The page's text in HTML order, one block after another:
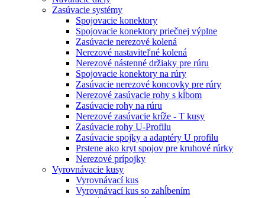
Zasúvacie systémy
Spojovacie konektory
Spojovacie konektory priečnej výplne
Zasúvacie nerezové kolená
Nerezové nastaviteľné kolená
Nerezové nástenné držiaky pre rúru
Spojovacie konektory na rúry
Zasúvacie nerezové koncovky pre rúry
Nerezové zasúvacie rohy s kĺbom
Zasúvacie rohy na rúru
Nerezové zasúvacie kríže - T kusy
Zasúvacie rohy U-Profilu
Zasúvacie spojky a adaptéry U profilu
Prstene ako kryt spojov pre kruhové rúrky
Nerezové prípojky
Vyrovnávacie kusy
Vyrovnávací kus
Vyrovnávací kus so zahĺbením